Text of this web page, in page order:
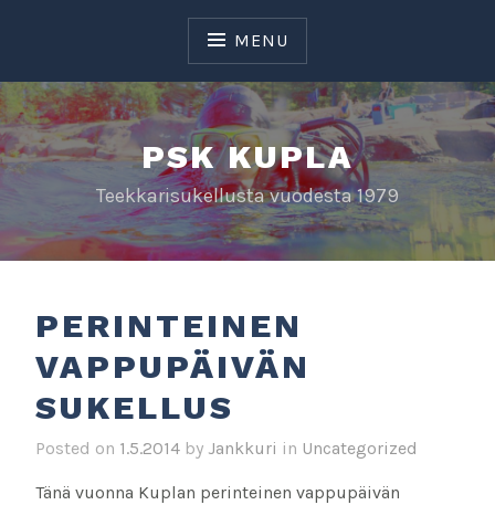
MENU
PSK KUPLA
Teekkarisukellusta vuodesta 1979
PERINTEINEN
VAPPUPÄIVÄN
SUKELLUS
Posted on 1.5.2014 by Jankkuri in Uncategorized
Tänä vuonna Kuplan perinteinen vappupäivän